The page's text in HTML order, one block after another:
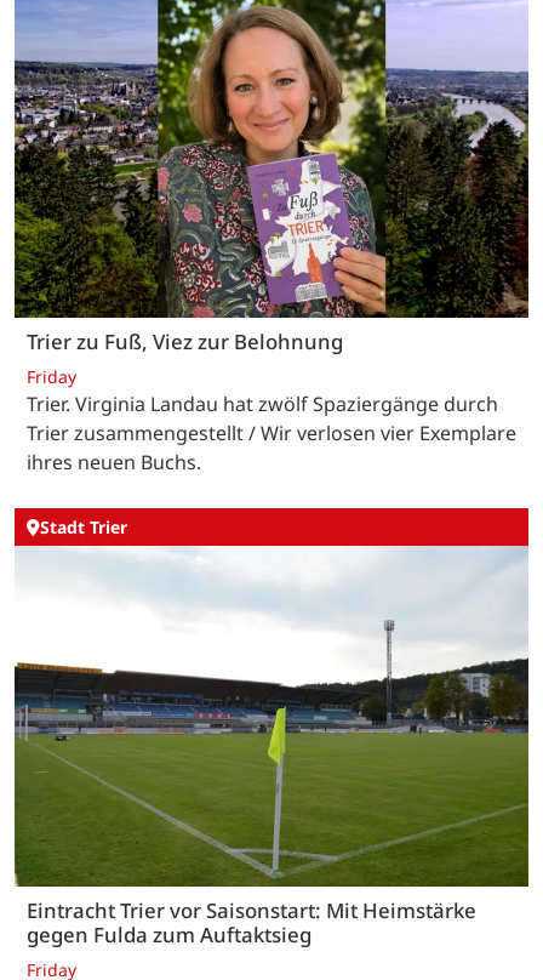
Trier zu Fuß, Viez zur Belohnung
Friday
Trier. Virginia Landau hat zwölf Spaziergänge durch
Trier zusammengestellt / Wir verlosen vier Exemplare
ihres neuen Buchs.
Stadt Trier
Eintracht Trier vor Saisonstart: Mit Heimstärke
gegen Fulda zum Auftaktsieg
Friday